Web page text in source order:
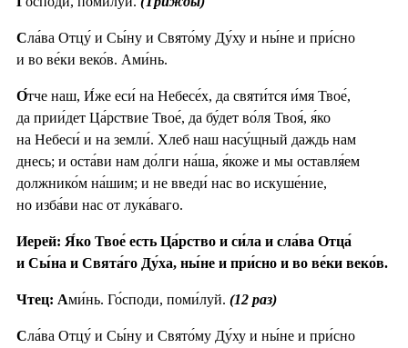
Сла́ва Отцу́ и Сы́ну и Свято́му Ду́ху и ны́не и при́сно
и во ве́ки веко́в. Ами́нь.
О́тче наш, И́же еси́ на Небесе́х, да святи́тся и́мя Твое́,
да прии́дет Ца́рствие Твое́, да бу́дет во́ля Твоя́, я́ко
на Небеси́ и на земли́. Хлеб наш насу́щный даждь нам
днесь; и оста́ви нам до́лги на́ша, я́коже и мы оставля́ем
должнико́м на́шим; и не введи́ нас во искуше́ние,
но изба́ви нас от лука́ваго.
Иерей: Я́ко Твое́ есть Ца́рство и си́ла и сла́ва Отца́
и Сы́на и Свята́го Ду́ха, ны́не и при́сно и во ве́ки веко́в.
Чтец: Ами́нь. Го́споди, поми́луй. (12 раз)
Сла́ва Отцу́ и Сы́ну и Свято́му Ду́ху и ны́не и при́сно